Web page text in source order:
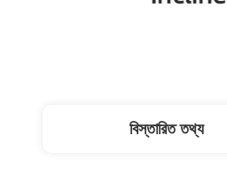
বিস্তারিত তথ্য